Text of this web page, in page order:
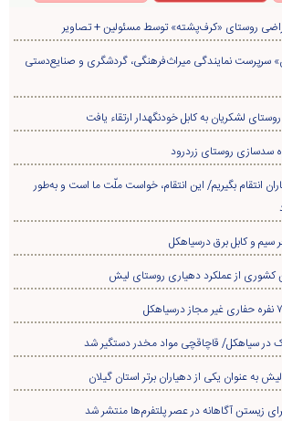
روستای «کرف‌پشته» توسط مسئولین + تصاویر
سرپرست نمایندگی میراث‌فرهنگی، گردشگری و صنایع‌دستی
سدسازی روستای زردرود
انتقام بگیریم/ این انتقام، خواست ملّت ما است و به‌طور
و کابل برق درسیاهکل
کشوری از عملکرد دهیاری روستای لیش
به عنوان یکی از دهیاران برتر استان گیلان
زیستن آگاهانه در عصر پلتفرم‌ها منتشر شد